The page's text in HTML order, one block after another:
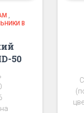
В
50